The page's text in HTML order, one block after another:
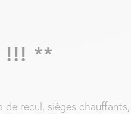
!!! **
de recul, sièges